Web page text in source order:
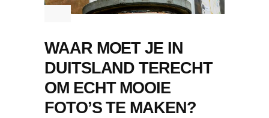
WAAR MOET JE IN
DUITSLAND TERECHT
OM ECHT MOOIE
FOTO’S TE MAKEN?